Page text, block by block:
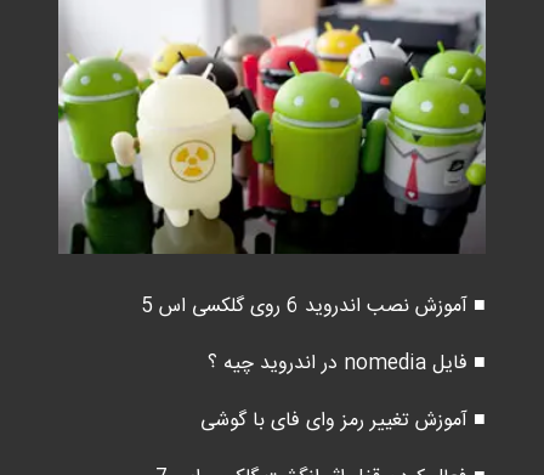
■ آموزش نصب اندروید 6 روی گلکسی اس 5
■ فایل nomedia در اندروید چیه ؟
■ آموزش تغییر رمز وای فای با گوشی